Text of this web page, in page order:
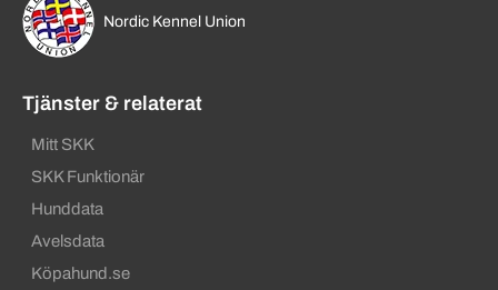
Nordic Kennel Union
Tjänster & relaterat
Mitt SKK
SKK Funktionär
Hunddata
Avelsdata
Köpahund.se